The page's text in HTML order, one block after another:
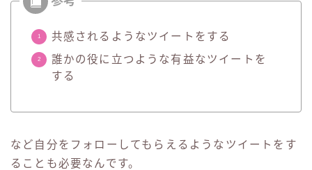
共感されるようなツイートをする
誰かの役に立つような有益なツイートを
する
など自分をフォローしてもらえるようなツイートをす
ることも必要なんです。